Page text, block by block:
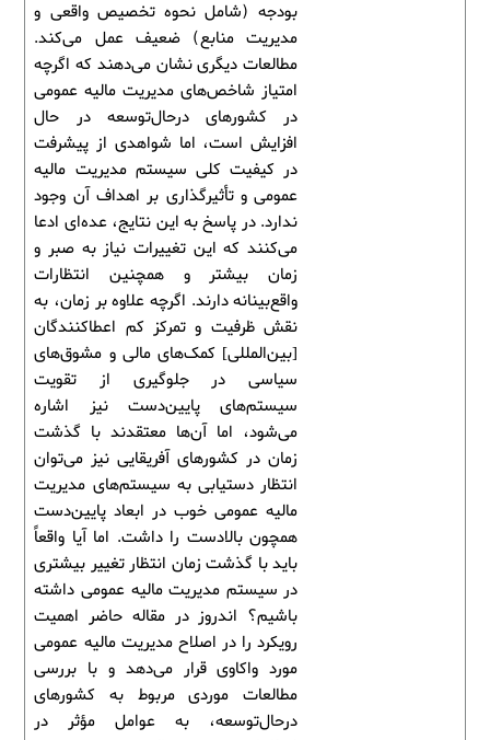
بودجه (شامل نحوه تخصیص واقعی و
مدیریت منابع) ضعیف عمل می‌کند.
مطالعات دیگری نشان می‌دهند که اگرچه
امتیاز شاخص‌های مدیریت مالیه عمومی
در کشورهای درحال‌توسعه در حال
افزایش است، اما شواهدی از پیشرفت
در کیفیت کلی سیستم مدیریت مالیه
عمومی و تأثیرگذاری بر اهداف آن وجود
ندارد. در پاسخ به این نتایج، عده‌ای ادعا
می‌کنند که این تغییرات نیاز به صبر و
زمان بیشتر و همچنین انتظارات
واقع‌بینانه دارند. اگرچه علاوه بر زمان، به
نقش ظرفیت و تمرکز کم اعطاکنندگان
[بین‌المللی] کمک‌های مالی و مشوق‌های
سیاسی در جلوگیری از تقویت
سیستم‌های پایین‌دست نیز اشاره
می‌شود، اما آن‌ها معتقدند با گذشت
زمان در کشورهای آفریقایی نیز می‌توان
انتظار دستیابی به سیستم‌های مدیریت
مالیه عمومی خوب در ابعاد پایین‌دست
همچون بالادست را داشت. اما آیا واقعاً
باید با گذشت زمان انتظار تغییر بیشتری
در سیستم مدیریت مالیه عمومی داشته
باشیم؟ اندروز در مقاله حاضر اهمیت
رویکرد را در اصلاح مدیریت مالیه عمومی
مورد واکاوی قرار می‌دهد و با بررسی
مطالعات موردی مربوط به کشورهای
درحال‌توسعه، به عوامل مؤثر در